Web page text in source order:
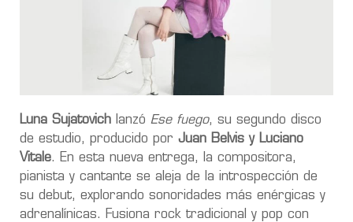
Luna Sujatovich lanzó Ese fuego, su segundo disco
de estudio, producido por Juan Belvis y Luciano
Vitale. En esta nueva entrega, la compositora,
pianista y cantante se aleja de la introspección de
su debut, explorando sonoridades más enérgicas y
adrenalínicas. Fusiona rock tradicional y pop con